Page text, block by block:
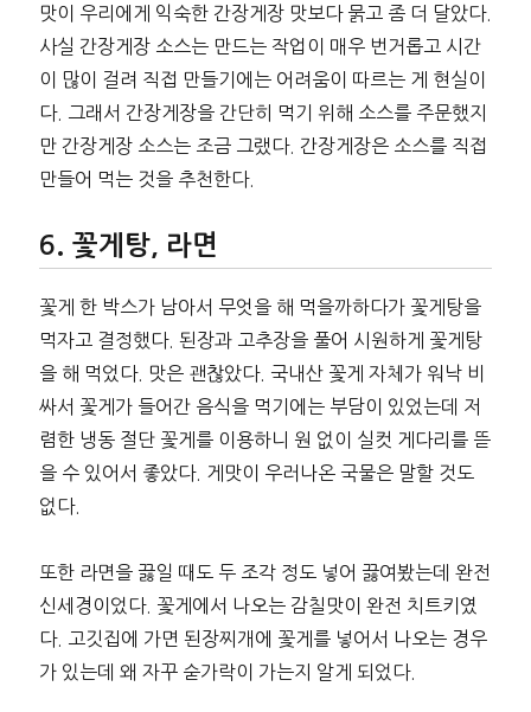
맛이 우리에게 익숙한 간장게장 맛보다 묽고 좀 더 달았다.
사실 간장게장 소스는 만드는 작업이 매우 번거롭고 시간
이 많이 걸려 직접 만들기에는 어려움이 따르는 게 현실이
다. 그래서 간장게장을 간단히 먹기 위해 소스를 주문했지
만 간장게장 소스는 조금 그랬다. 간장게장은 소스를 직접
만들어 먹는 것을 추천한다.
꽃게탕, 라면
꽃게 한 박스가 남아서 무엇을 해 먹을까하다가 꽃게탕을
먹자고 결정했다. 된장과 고추장을 풀어 시원하게 꽃게탕
을 해 먹었다. 맛은 괜찮았다. 국내산 꽃게 자체가 워낙 비
싸서 꽃게가 들어간 음식을 먹기에는 부담이 있었는데 저
렴한 냉동 절단 꽃게를 이용하니 원 없이 실컷 게다리를 뜯
을 수 있어서 좋았다. 게맛이 우러나온 국물은 말할 것도
없다.
또한 라면을 끓일 때도 두 조각 정도 넣어 끓여봤는데 완전
신세경이었다. 꽃게에서 나오는 감칠맛이 완전 치트키였
다. 고깃집에 가면 된장찌개에 꽃게를 넣어서 나오는 경우
가 있는데 왜 자꾸 숟가락이 가는지 알게 되었다.